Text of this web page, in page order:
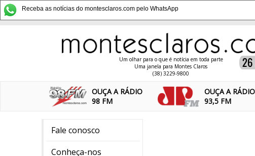
Receba as notícias do montesclaros.com pelo WhatsApp
Um olhar para o que é notícia em toda parte
Uma janela para Montes Claros
(38) 3229-9800
OUÇA A RÁDIO
98 FM
OUÇA A RÁDIO
93,5 FM
Fale conosco
Conheça-nos